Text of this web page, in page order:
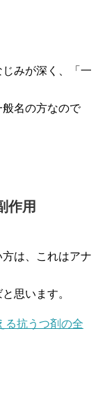
みが深く、「一
名の方なので
作用
は、これはアナ
思います。
る抗うつ剤の全